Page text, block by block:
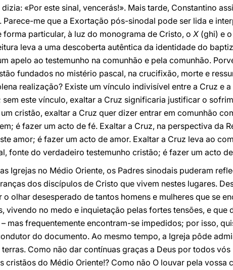
«Por este sinal, vencerás!». Mais tarde, Constantino
me que a Exortação pós-sinodal pode ser lida e
particular, à luz do monograma de Cristo, o X(ghi) e o
leva a uma descoberta autêntica da identidade do
apelo ao testemunho na comunhão e pela comunhão.
fundados no mistério pascal, na crucifixão, morte e
realização? Existe um vínculo indivisível entre a Cruz e a
este vínculo, exaltar a Cruz significaria justificar o
cristão, exaltar a Cruz quer dizer entrar em comunhão
é fazer um acto de fé. Exaltar a Cruz, na perspectiva da
amor; é fazer um acto de amor. Exaltar a Cruz leva ao
fonte do verdadeiro testemunho cristão; é fazer um acto
Igrejas no Médio Oriente, os Padres sinodais puderam
dos discípulos de Cristo que vivem nestes lugares.
olhar desesperado de tantos homens e mulheres que se
vivendo no medo e inquietação pelas fortes tensões, e que
mas frequentemente encontram-se impedidos; por isso,
do documento. Ao mesmo tempo, a Igreja pôde
Como não dar contínuas graças a Deus por todos vós
cristãos do Médio Oriente!? Como não O louvar pela vossa